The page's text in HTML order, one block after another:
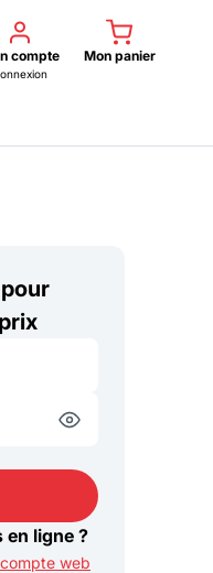
compte Mon panier
en ligne ?
web